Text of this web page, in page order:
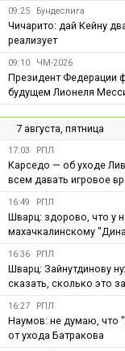
09:25 Бундеслига
Чичарито: дай Кейну
реализует
09:10 ЧМ-2026
Президент Федерации
будущем Лионеля
7 августа, пятница
17:03 РПЛ
Карседо — об уходе
всем давать игровое
16:49 РПЛ
Шварц: здорово, что у
махачкалинскому
16:36 РПЛ
Шварц: Зайнутдинову
сказать, сколько это
16:27 РПЛ
Наумов: не думаю, что
от ухода Батракова